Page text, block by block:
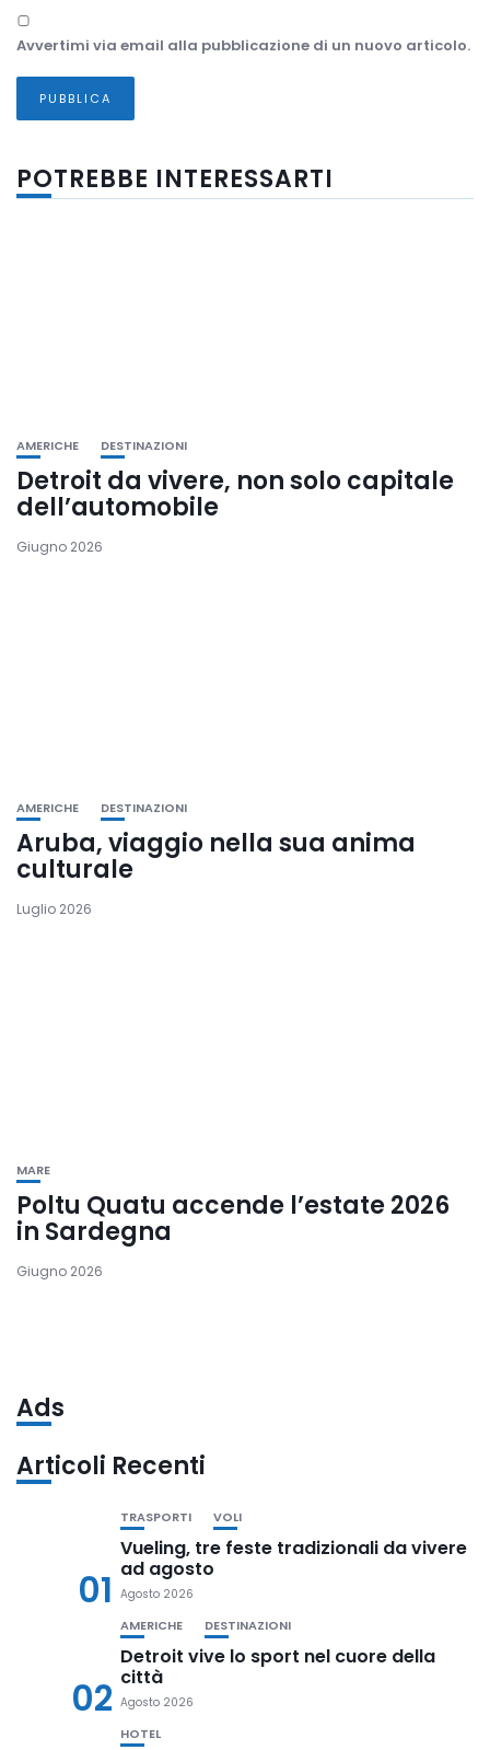
Avvertimi via email alla pubblicazione di un nuovo articolo.
POTREBBE INTERESSARTI
AMERICHE DESTINAZIONI
Detroit da vivere, non solo capitale
dell’automobile
Giugno 2026
AMERICHE DESTINAZIONI
Aruba, viaggio nella sua anima
culturale
Luglio 2026
MARE
Poltu Quatu accende l’estate 2026
in Sardegna
Giugno 2026
Ads
Articoli Recenti
01
TRASPORTI VOLI
Vueling, tre feste tradizionali da vivere
ad agosto
Agosto 2026
02
AMERICHE DESTINAZIONI
Detroit vive lo sport nel cuore della
città
Agosto 2026
HOTEL